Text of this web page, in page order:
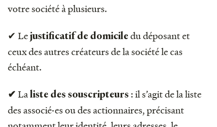
votre société à plusieurs.
✔ Lejustificatif de domiciledu déposant et
ceux des autres créateurs de la société le cas
échéant.
✔ Laliste des souscripteurs : il s’agit de la liste
des associé·es ou des actionnaires, précisant